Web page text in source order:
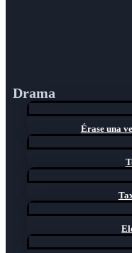
Drama
Érase una